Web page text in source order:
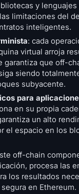
y lenguajes
limitaciones del
inteligentes.
: cada
virtual arroja
garantiza que off-
siendo
subyacente.
para
en su propia
un alto
el espacio en los
off-chain
procesa las
los resultados
en Ethereum.